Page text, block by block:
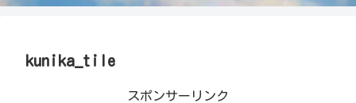
kunika_tile
スポンサーリンク